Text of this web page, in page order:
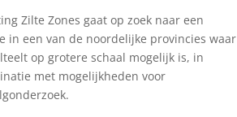
Zilte Zones gaat op zoek naar een
in een van de noordelijke provincies waar
op grotere schaal mogelijk is, in
met mogelijkheden voor